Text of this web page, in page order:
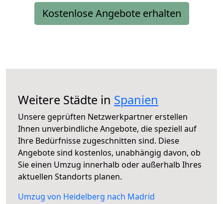
Kostenlose Angebote erhalten
Weitere Städte in Spanien
Unsere geprüften Netzwerkpartner erstellen
Ihnen unverbindliche Angebote, die speziell auf
Ihre Bedürfnisse zugeschnitten sind. Diese
Angebote sind kostenlos, unabhängig davon, ob
Sie einen Umzug innerhalb oder außerhalb Ihres
aktuellen Standorts planen.
Umzug von Heidelberg nach Madrid